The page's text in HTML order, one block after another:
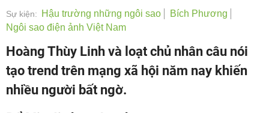
Sự kiện: Hậu trường những ngôi sao
Bích Phương
Ngôi sao điện ảnh Việt Nam
Hoàng Thùy Linh và loạt chủ nhân câu nói
tạo trend trên mạng xã hội năm nay khiến
nhiều người bất ngờ.